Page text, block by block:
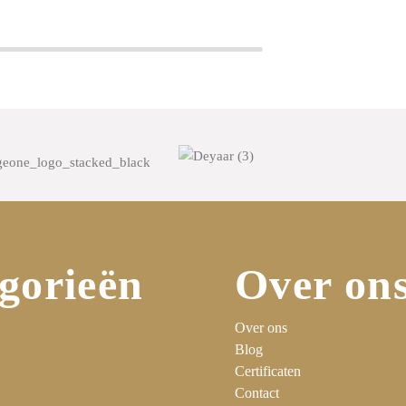
Over
Over ons
Blog
Certificaten
Contact